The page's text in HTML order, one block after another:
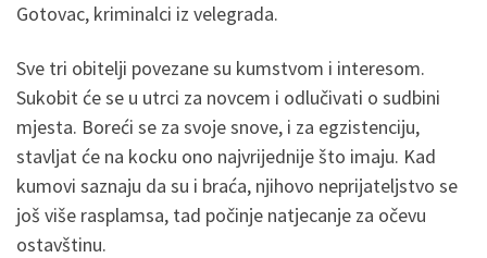
Gotovac, kriminalci iz velegrada.
Sve tri obitelji povezane su kumstvom i interesom.
Sukobit će se u utrci za novcem i odlučivati o sudbini
mjesta. Boreći se za svoje snove, i za egzistenciju,
stavljat će na kocku ono najvrijednije što imaju. Kad
kumovi saznaju da su i braća, njihovo neprijateljstvo se
još više rasplamsa, tad počinje natjecanje za očevu
ostavštinu.